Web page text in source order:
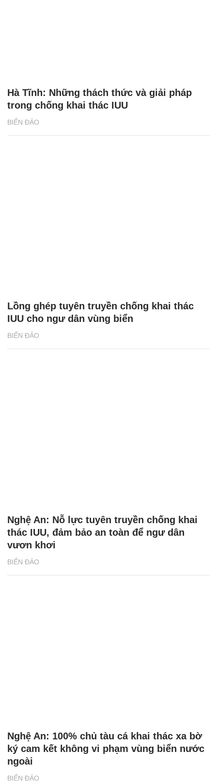
BIỂN ĐẢO
Hà Tĩnh: Những thách thức và giải pháp
trong chống khai thác IUU
BIỂN ĐẢO
Lồng ghép tuyên truyền chống khai thác
IUU cho ngư dân vùng biển
BIỂN ĐẢO
Nghệ An: Nỗ lực tuyên truyền chống khai
thác IUU, đảm bảo an toàn để ngư dân
vươn khơi
BIỂN ĐẢO
Nghệ An: 100% chủ tàu cá khai thác xa bờ
ký cam kết không vi phạm vùng biển nước
ngoài